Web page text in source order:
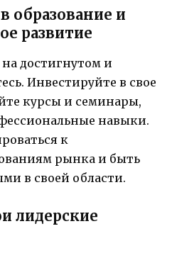
образование и
развитие
достигнутом и
Инвестируйте в свое
курсы и семинары,
навыки.
к
рынка и быть
в своей области.
лидерские